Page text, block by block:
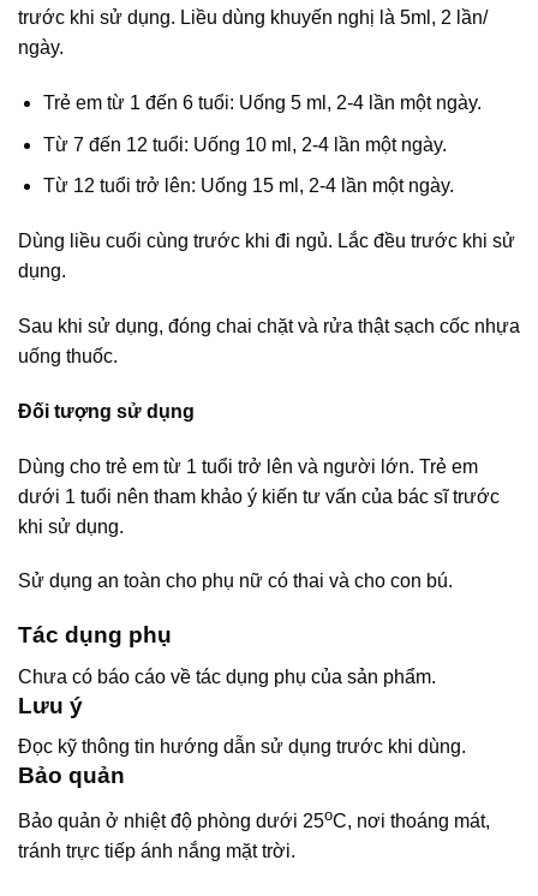
trước khi sử dụng. Liều dùng khuyến nghị là 5ml, 2 lần/
ngày.
Trẻ em từ 1 đến 6 tuổi: Uống 5 ml, 2-4 lần một ngày.
Từ 7 đến 12 tuổi: Uống 10 ml, 2-4 lần một ngày.
Từ 12 tuổi trở lên: Uống 15 ml, 2-4 lần một ngày.
Dùng liều cuối cùng trước khi đi ngủ. Lắc đều trước khi sử
dụng.
Sau khi sử dụng, đóng chai chặt và rửa thật sạch cốc nhựa
uống thuốc.
Đối tượng sử dụng
Dùng cho trẻ em từ 1 tuổi trở lên và người lớn. Trẻ em
dưới 1 tuổi nên tham khảo ý kiến tư vấn của bác sĩ trước
khi sử dụng.
Sử dụng an toàn cho phụ nữ có thai và cho con bú.
Tác dụng phụ
Chưa có báo cáo về tác dụng phụ của sản phẩm.
Lưu ý
Đọc kỹ thông tin hướng dẫn sử dụng trước khi dùng.
Bảo quản
Bảo quản ở nhiệt độ phòng dưới 25oC, nơi thoáng mát,
tránh trực tiếp ánh nắng mặt trời.